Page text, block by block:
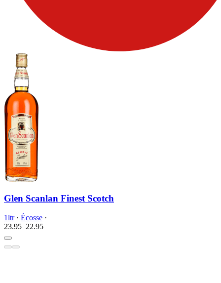
Glen Scanlan Finest Scotch
1ltr· Écosse ·
23.95 22.95